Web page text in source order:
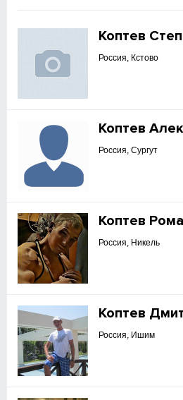
Коптев
Россия, Кстово
Коптев
Россия, Сургут
Коптев
Россия, Никель
Коптев
Россия, Ишим